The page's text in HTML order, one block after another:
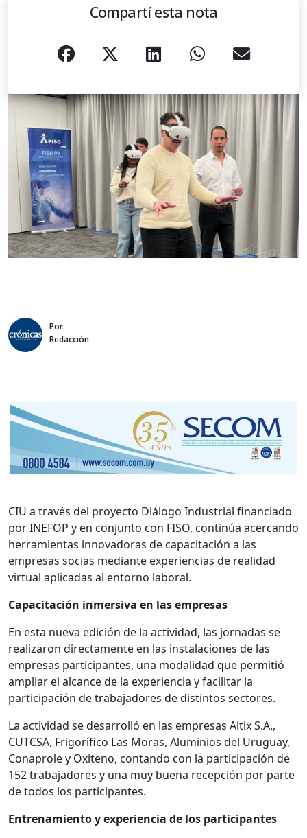
Compartí esta nota
Por:
Redacción
CIU a través del proyecto Diálogo Industrial financiado
por INEFOP y en conjunto con FISO, continúa acercando
herramientas innovadoras de capacitación a las
empresas socias mediante experiencias de realidad
virtual aplicadas al entorno laboral.
Capacitación inmersiva en las empresas
En esta nueva edición de la actividad, las jornadas se
realizaron directamente en las instalaciones de las
empresas participantes, una modalidad que permitió
ampliar el alcance de la experiencia y facilitar la
participación de trabajadores de distintos sectores.
La actividad se desarrolló en las empresas Altix S.A.,
CUTCSA, Frigorífico Las Moras, Aluminios del Uruguay,
Conaprole y Oxiteno, contando con la participación de
152 trabajadores y una muy buena recepción por parte
de todos los participantes.
Entrenamiento y experiencia de los participantes